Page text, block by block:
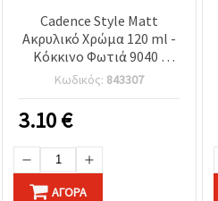
Cadence Style Matt
Ακρυλικό Χρώμα 120 ml -
Κόκκινο Φωτιά 9040 |
Υδατοδιαλυτό, υψηλής
κάλυψης, πολλαπλών
επιφανειών για
χειροτεχνίες σε καμβά,
ξύλο, χαρτί & DIY
Κωδικός: 843307
3.10€
ΑΓΟΡΆ